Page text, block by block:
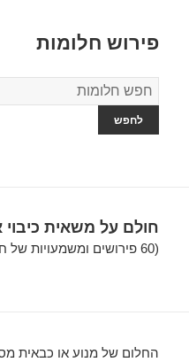
פירוש חלומות
מילון
החלומות
חולם על משאית
(60 פירושים ומשמעויות של חלומות על משאית כיבוי אש)
החלום של מנוע או כבאית